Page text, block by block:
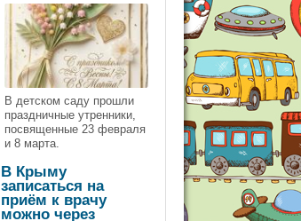
В детском саду прошли
праздничные утренники,
посвященные 23 февраля
и 8 марта.
В Крыму
записаться на
приём к врачу
можно через